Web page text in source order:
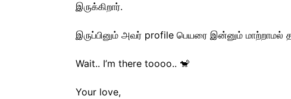
இருக்கிறார்.
இருப்பினும் அவர் profile பெயரை இன்னும் மாற்றாமல்
Wait.. I’m there toooo.. 🐒
Your love,